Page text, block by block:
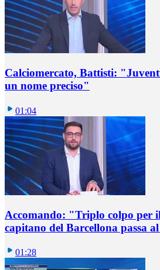
Calciomercato, Battisti:
un nome preciso"
01:04
Accomando: "Triplo colpo per
capitano del Barcellona passa
01:28